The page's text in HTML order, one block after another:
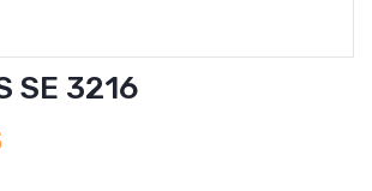
SE 3216